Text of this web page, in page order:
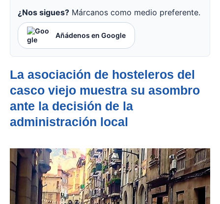
¿Nos sigues? Márcanos como medio preferente.
Añádenos en Google
La asociación de hosteleros del
casco viejo muestra su asombro
ante la decisión de la
administración local